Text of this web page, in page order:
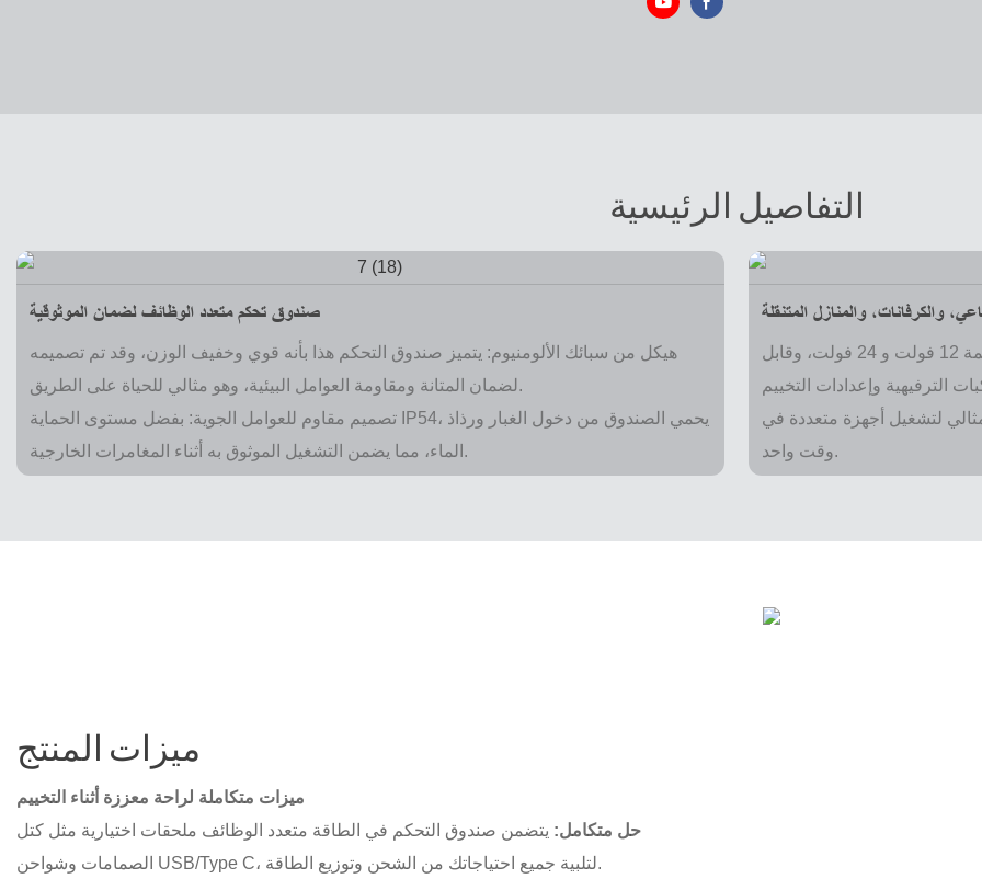
التفاصيل الرئيسية
صندوق تحكم متعدد الوظائف لضمان الموثوقية
هيكل من سبائك الألومنيوم: يتميز صندوق التحكم هذا بأنه قوي وخفيف الوزن، وقد تم تصميمه
لضمان المتانة ومقاومة العوامل البيئية، وهو مثالي للحياة على الطريق.
تصميم مقاوم للعوامل الجوية: بفضل مستوى الحماية IP54، يحمي الصندوق من دخول الغبار ورذاذ
الماء، مما يضمن التشغيل الموثوق به أثناء المغامرات الخارجية.
والكرفانات، والمنازل المتنقلة
توافق متعدد الاستخدامات مع الجهد الكهربائي: مناسب لأنظمة 12 فولت و 24 فولت، وقابل
وهو مثالي لتشغيل أجهزة متعددة في
وقت واحد.
ميزات المنتج
ميزات متكاملة لراحة معززة أثناء التخييم
حل متكامل: يتضمن صندوق التحكم في الطاقة متعدد الوظائف ملحقات اختيارية مثل كتل
الصمامات وشواحن USB/Type C، لتلبية جميع احتياجاتك من الشحن وتوزيع الطاقة.